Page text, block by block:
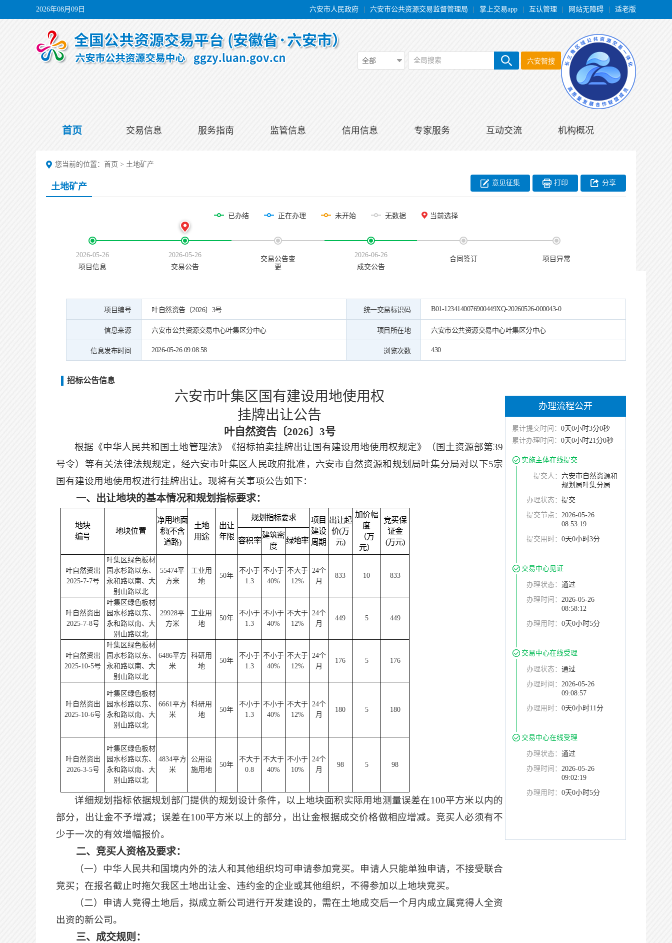
2026年08月09日 六安市人民政府 六安市公共资源交易监督管理局 掌上交易app 互认管理 网站无障碍 适老版
全部 全局搜索 六安智搜
首页 交易信息 服务指南 监管信息 信用信息 专家服务 互动交流 机构概况
您当前的位置： 首页 > 土地矿产
土地矿产 意见征集 分享
打印
已办结 正在办理 未开始 无数据 当前选择
2026-05-26
项目信息
2026-05-26
交易公告
交易公告变
更
2026-06-26
成交公告
合同签订 项目异常
项目编号 叶自然资告〔2026〕3号 统一交易标识码 B01-1234140076900449XQ-20260526-000043-0
信息来源 六安市公共资源交易中心叶集区分中心 项目所在地 六安市公共资源交易中心叶集区分中心
信息发布时间 2026-05-26 09:08:58 浏览次数 430
招标公告信息
六安市叶集区国有建设用地使用权
挂牌出让公告
叶自然资告〔2026〕 3号
根据《中华人民共和国土地管理法》《招标拍卖挂牌出让国有建设用地使用权规定》（国土资源部第39
号令）等有关法律法规规定，经六安市叶集区人民政府批准，六安市自然资源和规划局叶集分局对以下5宗
国有建设用地使用权进行挂牌出让。现将有关事项公告如下：
一、 出让地块的基本情况和规划指标要求：
地块
编号
地块位置
净用地面
积(不含
道路)
土地
用途
出让
年限
规划指标要求
项目
建设
周期
出让起
价(万
元)
加价幅
度
（万
元）
竞买保
证金
(万元)
容积率
建筑密
度
绿地率
叶自然资出
2025-7-7号
叶集区绿色板材
园水杉路以东、
永和路以南、大
别山路以北
55474平
方米
工业用
地
50年
不小于
1.3
不小于
40%
不大于
12%
24个
月
833 10 833
叶自然资出
2025-7-8号
叶集区绿色板材
园水杉路以东、
永和路以南、大
别山路以北
29928平
方米
工业用
地
50年
不小于
1.3
不小于
40%
不大于
12%
24个
月
449 5 449
叶自然资出
2025-10-5号
叶集区绿色板材
园水杉路以东、
永和路以南、大
别山路以北
6486平方
米
科研用
地
50年
不小于
1.3
不小于
40%
不大于
12%
24个
月
176 5 176
叶自然资出
2025-10-6号
叶集区绿色板材
园水杉路以东、
永和路以南、大
别山路以北
6661平方
米
科研用
地
50年
不小于
1.3
不小于
40%
不大于
12%
24个
月
180 5 180
叶自然资出
2026-3-5号
叶集区绿色板材
园水杉路以东、
永和路以南、大
别山路以北
4834平方
米
公用设
施用地
50年
不大于
0.8
不大于
40%
不小于
10%
24个
月
98 5 98
详细规划指标依据规划部门提供的规划设计条件，以上地块面积实际用地测量误差在100平方米以内的
部分，出让金不予增减；误差在100平方米以上的部分，出让金根据成交价格做相应增减。竞买人必须有不
少于一次的有效增幅报价。
二、竞买人资格及要求：
（一）中华人民共和国境内外的法人和其他组织均可申请参加竞买。申请人只能单独申请，不接受联合
竞买；在报名截止时拖欠我区土地出让金、违约金的企业或其他组织，不得参加以上地块竞买。
（二）申请人竞得土地后，拟成立新公司进行开发建设的，需在土地成交后一个月内成立属竞得人全资
出资的新公司。
三、成交规则：
办理流程公开
累计提交时间： 0天0小时3分0秒
累计办理时间： 0天0小时21分0秒
实施主体在线提交
提交人： 六安市自然资源和
规划局叶集分局
办理状态： 提交
提交节点： 2026-05-26
08:53:19
提交用时： 0天0小时3分
交易中心见证
办理状态： 通过
办理时间： 2026-05-26
08:58:12
办理用时： 0天0小时5分
交易中心在线受理
办理状态： 通过
办理时间： 2026-05-26
09:08:57
办理用时： 0天0小时11分
交易中心在线受理
办理状态： 通过
办理时间： 2026-05-26
09:02:19
办理用时： 0天0小时5分